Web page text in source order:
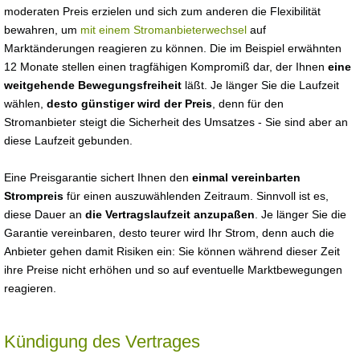
moderaten Preis erzielen und sich zum anderen die Flexibilität
bewahren, um mit einem Stromanbieterwechsel auf
Marktänderungen reagieren zu können. Die im Beispiel erwähnten
12 Monate stellen einen tragfähigen Kompromiß dar, der Ihnen eine
weitgehende Bewegungsfreiheit läßt. Je länger Sie die Laufzeit
wählen, desto günstiger wird der Preis , denn für den
Stromanbieter steigt die Sicherheit des Umsatzes - Sie sind aber an
diese Laufzeit gebunden.
Eine Preisgarantie sichert Ihnen den einmal vereinbarten
Strompreis für einen auszuwählenden Zeitraum. Sinnvoll ist es,
diese Dauer an die Vertragslaufzeit anzupaßen . Je länger Sie die
Garantie vereinbaren, desto teurer wird Ihr Strom, denn auch die
Anbieter gehen damit Risiken ein: Sie können während dieser Zeit
ihre Preise nicht erhöhen und so auf eventuelle Marktbewegungen
reagieren.
Kündigung des Vertrages